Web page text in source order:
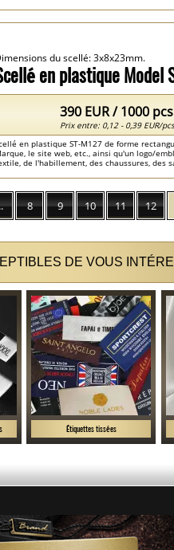
en plastique Model
du scellé: 3x8x23mm.
en plastique ST-M127 de forme
le site web, etc., ainsi qu'un logo/
de l'habillement, des chaussures, des
390 EUR / 1000
Prix entre: 0,12 - 0,39 EUR/
8 9 10 11 12
DE VOUS
Étiquettes tissées